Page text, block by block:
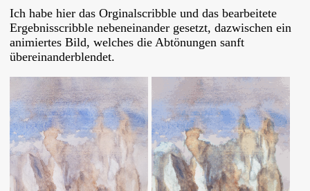
Ich habe hier das Orginalscribble und das bearbeitete
Ergebnisscribble nebeneinander gesetzt, dazwischen ein
animiertes Bild, welches die Abtönungen sanft
übereinanderblendet.